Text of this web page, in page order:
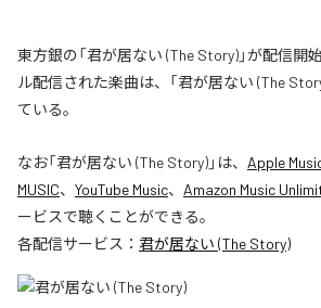
東方銀の「君が居ない (The Story)」が配信開
ル配信された楽曲は、「君が居ない (The
ている。
なお「君が居ない (The Story)」は、 Apple
MUSIC、 YouTube Music、 Amazon Music
ービスで聴くことができる。
各配信サービス： 君が居ない (The Story)